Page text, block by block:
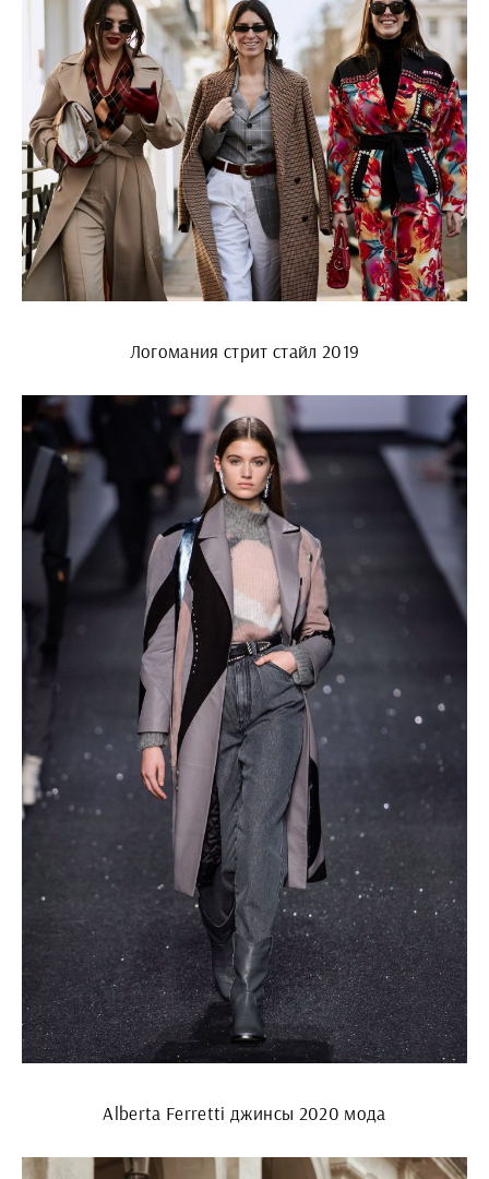
Логомания стрит стайл 2019
Alberta Ferretti джинсы 2020 мода